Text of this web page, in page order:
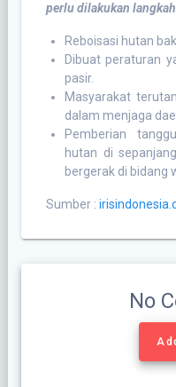
perlu dilakukan
Reboisasi hutan
Dibuat peraturan
pasir.
Masyarakat
dalam menjaga
Pemberian
hutan di
bergerak di bidang
Sumber :
No